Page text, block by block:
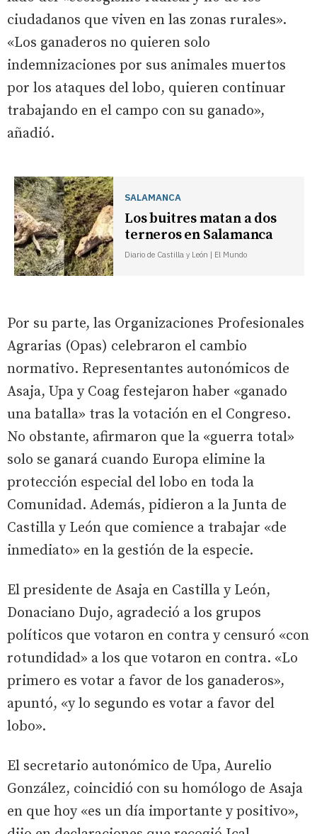
ciudadanos que viven en las zonas rurales».
«Los ganaderos no quieren solo
indemnizaciones por sus animales muertos
por los ataques del lobo, quieren continuar
trabajando en el campo con su ganado»,
añadió.
SALAMANCA
Los buitres matan a dos
terneros en Salamanca
Diario de Castilla y León | El Mundo
Por su parte, las Organizaciones Profesionales
Agrarias (Opas) celebraron el cambio
normativo. Representantes autonómicos de
Asaja, Upa y Coag festejaron haber «ganado
una batalla» tras la votación en el Congreso.
No obstante, afirmaron que la «guerra total»
solo se ganará cuando Europa elimine la
protección especial del lobo en toda la
Comunidad. Además, pidieron a la Junta de
Castilla y León que comience a trabajar «de
inmediato» en la gestión de la especie.
El presidente de Asaja en Castilla y León,
Donaciano Dujo, agradeció a los grupos
políticos que votaron en contra y censuró «con
rotundidad» a los que votaron en contra. «Lo
primero es votar a favor de los ganaderos»,
apuntó, «y lo segundo es votar a favor del
lobo».
El secretario autonómico de Upa, Aurelio
González, coincidió con su homólogo de Asaja
en que hoy «es un día importante y positivo»,